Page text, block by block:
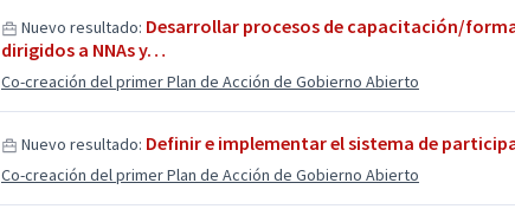
Nuevo resultado: Desarrollar procesos de capacitación/
dirigidos a NNAs y…
Co-creación del primer Plan de Acción de Gobierno Abierto
Nuevo resultado: Definir e implementar el sistema de
Co-creación del primer Plan de Acción de Gobierno Abierto